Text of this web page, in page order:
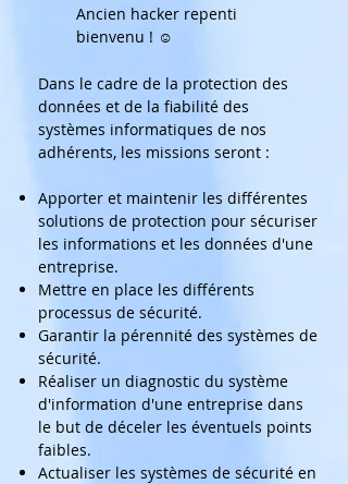
Dans le cadre de la protection des
données et de la fiabilité des
systèmes informatiques de nos
adhérents, les missions seront :
Apporter et maintenir les différentes
solutions de protection pour sécuriser
les informations et les données d'une
entreprise.
Mettre en place les différents
processus de sécurité.
Garantir la pérennité des systèmes de
sécurité.
Réaliser un diagnostic du système
d'information d'une entreprise dans
le but de déceler les éventuels points
faibles.
Actualiser les systèmes de sécurité en
Ancien hacker repenti
bienvenu ! ☺